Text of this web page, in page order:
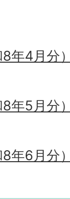
年4月分
年5月分
年6月分